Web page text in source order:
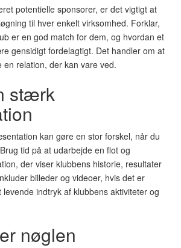
potentielle sponsorer, er det vigtigt at
til hver enkelt virksomhed. Forklar,
er en god match for dem, og hvordan et
gensidigt fordelagtigt. Det handler om at
relation, der kan vare ved.
stærk
kan gøre en stor forskel, når du
tid på at udarbejde en flot og
der viser klubbens historie, resultater
billeder og videoer, hvis det er
indtryk af klubbens aktiviteter og
nøglen